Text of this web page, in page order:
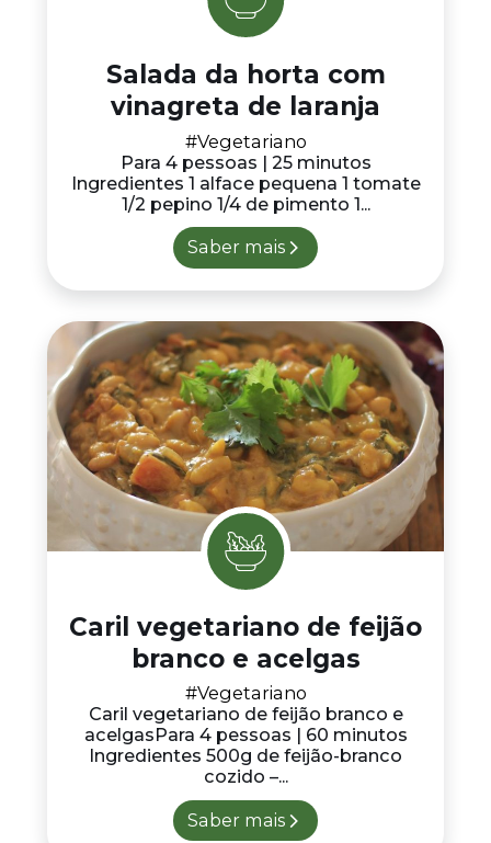
Salada da horta com
vinagreta de laranja
#Vegetariano
Para 4 pessoas | 25 minutos
Ingredientes 1 alface pequena 1 tomate
1/2 pepino 1/4 de pimento 1...
Saber mais
Caril vegetariano de feijão
branco e acelgas
#Vegetariano
Caril vegetariano de feijão branco e
acelgasPara 4 pessoas | 60 minutos
Ingredientes 500g de feijão-branco
cozido –...
Saber mais